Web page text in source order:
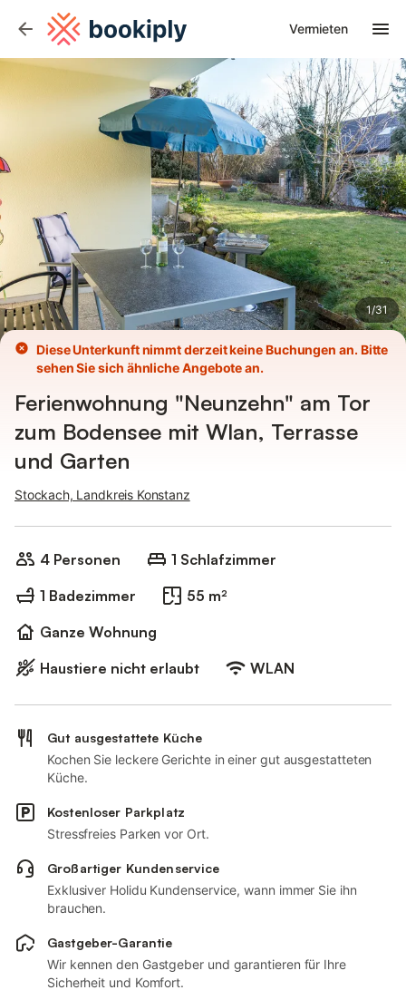
Vermieten
1/31
Bilder Ausstattung
Diese Unterkunft nimmt derzeit keine Buchungen an. Bitte
sehen Sie sich ähnliche Angebote an.
Ferienwohnung "Neunzehn" am Tor
zum Bodensee mit Wlan, Terrasse
und Garten
Stockach, Landkreis Konstanz
4 Personen
1 Schlafzimmer
1 Badezimmer
55 m²
Ganze Wohnung
Haustiere nicht erlaubt
WLAN
Gut ausgestattete Küche
Kochen Sie leckere Gerichte in einer gut ausgestatteten
Küche.
Kostenloser Parkplatz
Stressfreies Parken vor Ort.
Großartiger Kundenservice
Exklusiver Holidu Kundenservice, wann immer Sie ihn
brauchen.
Gastgeber-Garantie
Wir kennen den Gastgeber und garantieren für Ihre
Sicherheit und Komfort.